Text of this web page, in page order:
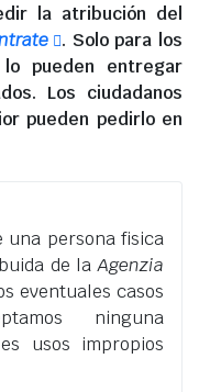
la atribución del
. Solo para los
pueden entregar
Los ciudadanos
pueden pedirlo en
una persona fisica
de laAgenzia
eventuales casos
ninguna
usos impropios